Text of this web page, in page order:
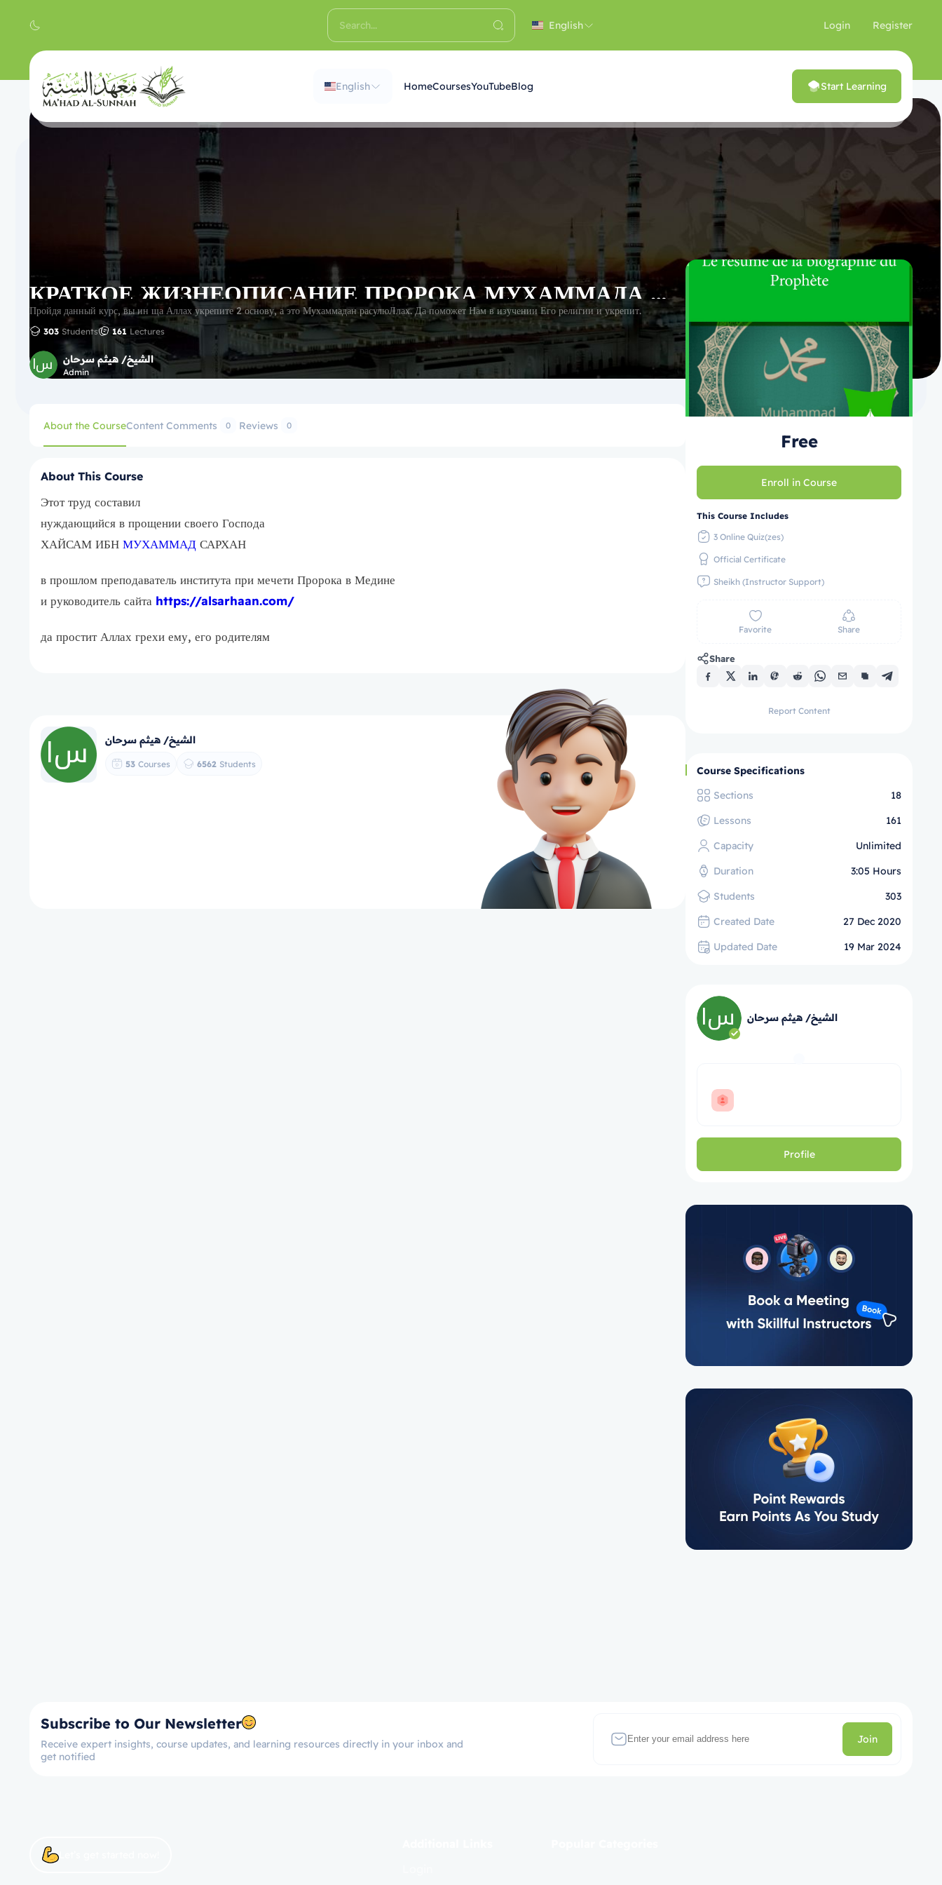
English Login Register
English HomeCoursesYouTubeBlog Start Learning
КРАТКОЕ ЖИЗНЕОПИСАНИЕ ПРОРОКА МУХАММАДА ﷺ И ЕГО ДОСТОИНСТВА
Пройдя данный курс, вы ин ща Аллах укрепите 2 основу, а это Мухаммадан расулюЛлах. Да поможет Нам в изучении Его религии и укрепит.
303 Students 161 Lectures
الشيخ/ هيثم سرحان
Admin
About the CourseContent Comments 0 Reviews 0
About This Course
Этот труд составил
нуждающийся в прощении своего Господа
ХАЙСАМ ИБН МУХАММАД САРХАН
в прошлом преподаватель института при мечети Пророка в Медине
и руководитель сайта https://alsarhaan.com/
да простит Аллах грехи ему, его родителям
الشيخ/ هيثم سرحان
53 Courses 6562 Students
Free
Enroll in Course
This Course Includes
3 Online Quiz(zes)
Official Certificate
Sheikh (Instructor Support)
Favorite Share
Share
Report Content
Course Specifications
Sections
18
Lessons
161
Capacity
Unlimited
Duration
3:05 Hours
Students
303
Created Date
27 Dec 2020
Updated Date
19 Mar 2024
الشيخ/ هيثم سرحان
Profile
Subscribe to Our Newsletter
Receive expert insights, course updates, and learning resources directly in your inbox and
get notified
Join
Let’s get started now!